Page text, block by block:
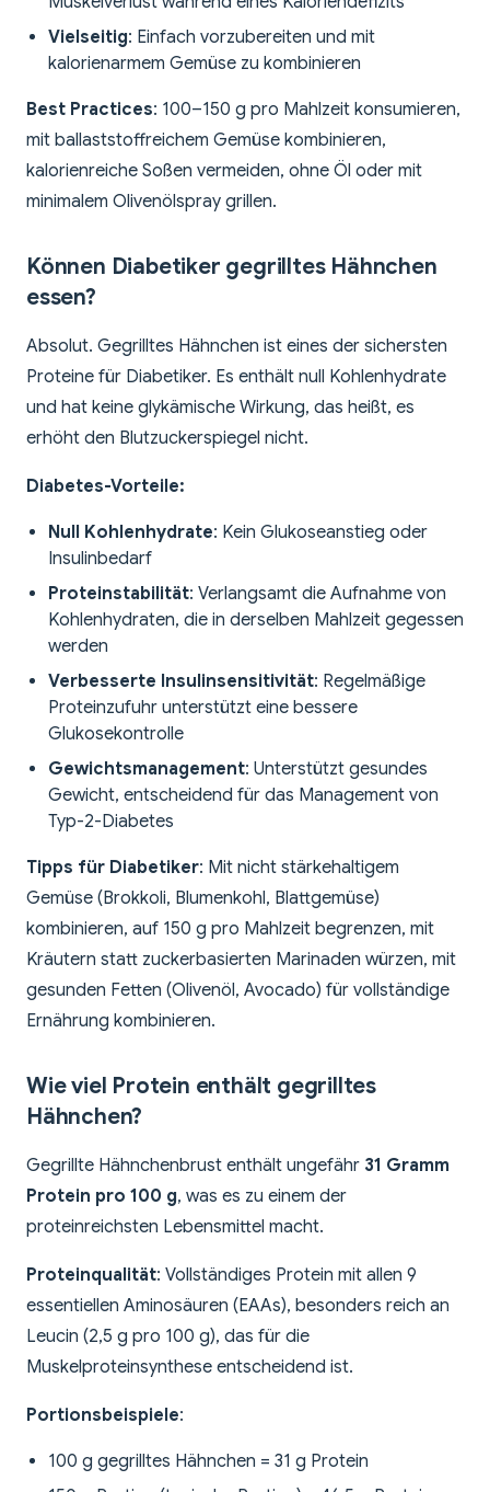
Vielseitig: Einfach vorzubereiten und mit
kalorienarmem Gemüse zu kombinieren
Best Practices: 100–150 g pro Mahlzeit konsumieren,
mit ballaststoffreichem Gemüse kombinieren,
kalorienreiche Soßen vermeiden, ohne Öl oder mit
minimalem Olivenölspray grillen.
Können Diabetiker gegrilltes Hähnchen
essen?
Absolut. Gegrilltes Hähnchen ist eines der sichersten
Proteine für Diabetiker. Es enthält null Kohlenhydrate
und hat keine glykämische Wirkung, das heißt, es
erhöht den Blutzuckerspiegel nicht.
Diabetes-Vorteile:
Null Kohlenhydrate: Kein Glukoseanstieg oder
Insulinbedarf
Proteinstabilität: Verlangsamt die Aufnahme von
Kohlenhydraten, die in derselben Mahlzeit gegessen
werden
Verbesserte Insulinsensitivität: Regelmäßige
Proteinzufuhr unterstützt eine bessere
Glukosekontrolle
Gewichtsmanagement: Unterstützt gesundes
Gewicht, entscheidend für das Management von
Typ-2-Diabetes
Tipps für Diabetiker: Mit nicht stärkehaltigem
Gemüse (Brokkoli, Blumenkohl, Blattgemüse)
kombinieren, auf 150 g pro Mahlzeit begrenzen, mit
Kräutern statt zuckerbasierten Marinaden würzen, mit
gesunden Fetten (Olivenöl, Avocado) für vollständige
Ernährung kombinieren.
Wie viel Protein enthält gegrilltes
Hähnchen?
Gegrillte Hähnchenbrust enthält ungefähr 31 Gramm
Protein pro 100 g, was es zu einem der
proteinreichsten Lebensmittel macht.
Proteinqualität: Vollständiges Protein mit allen 9
essentiellen Aminosäuren (EAAs), besonders reich an
Leucin (2,5 g pro 100 g), das für die
Muskelproteinsynthese entscheidend ist.
Portionsbeispiele:
100 g gegrilltes Hähnchen = 31 g Protein